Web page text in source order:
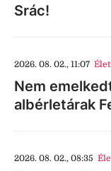
Srác!
2026. 08. 02., 11:07
Nem
albérletárak
2026. 08. 02., 08:35